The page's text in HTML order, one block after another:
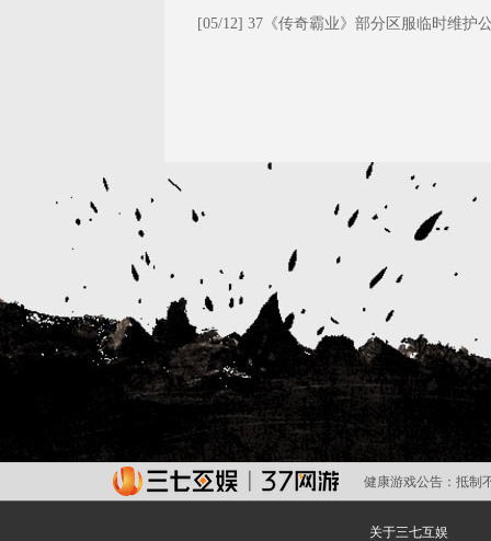
[05/12] 37《传奇霸业》部分区服临时维护
健康游戏公告： 抵制
关于三七互娱